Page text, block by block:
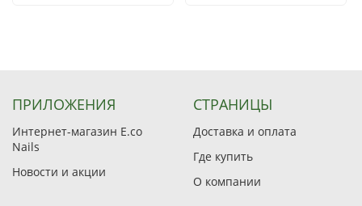
ПРИЛОЖЕНИЯ
Интернет-магазин E.co
Nails
Новости и акции
СТРАНИЦЫ
Доставка и оплата
Где купить
О компании